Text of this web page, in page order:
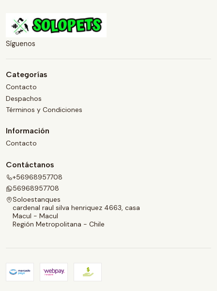
Síguenos
Categorías
Contacto
Despachos
Términos y Condiciones
Información
Contacto
Contáctanos
+56968957708
56968957708
Soloestanques
cardenal raul silva henriquez 4663, casa
Macul - Macul
Región Metropolitana - Chile